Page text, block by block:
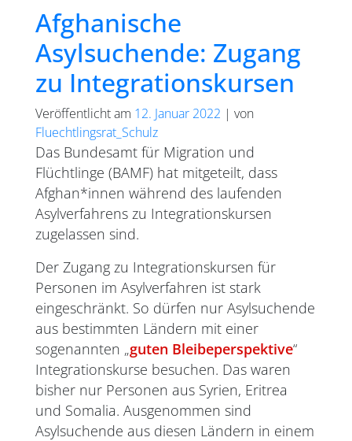
Afghanische
Asylsuchende: Zugang
zu Integrationskursen
Veröffentlicht am 12. Januar 2022 | von
Fluechtlingsrat_Schulz
Das Bundesamt für Migration und
Flüchtlinge (BAMF) hat mitgeteilt, dass
Afghan*innen während des laufenden
Asylverfahrens zu Integrationskursen
zugelassen sind.
Der Zugang zu Integrationskursen für
Personen im Asylverfahren ist stark
eingeschränkt. So dürfen nur Asylsuchende
aus bestimmten Ländern mit einer
sogenannten „guten Bleibeperspektive“
Integrationskurse besuchen. Das waren
bisher nur Personen aus Syrien, Eritrea
und Somalia. Ausgenommen sind
Asylsuchende aus diesen Ländern in einem